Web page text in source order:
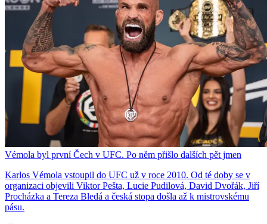
Vémola byl první Čech v UFC. Po něm přišlo dalších pět jmen
Karlos Vémola vstoupil do UFC už v roce 2010. Od té doby se v
organizaci objevili Viktor Pešta, Lucie Pudilová, David Dvořák, Jiří
Procházka a Tereza Bledá a česká stopa došla až k mistrovskému
pásu.